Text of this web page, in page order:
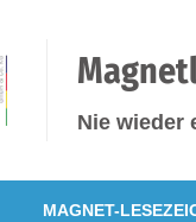
Nie wieder
MAGNET-